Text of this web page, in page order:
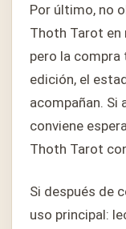
Por último, no
Thoth Tarot en
pero la
edición, el
acompañan. Si
conviene
Thoth Tarot
Si después de
uso principal: